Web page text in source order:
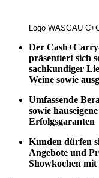
Logo WASGAU
Der
präsentiert sich
sachkundiger
Weine sowie
Umfassende
sowie
Erfolgsgaranten
Kunden dürfen
Angebote und
Showkochen